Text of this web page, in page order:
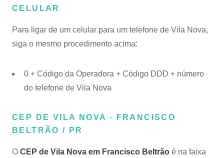
CELULAR
Para ligar de um celular para um telefone de Vila Nova,
siga o mesmo procedimento acima:
0 + Código da Operadora + Código DDD + número
do telefone de Vila Nova
CEP DE VILA NOVA - FRANCISCO
BELTRÃO / PR
O CEP de Vila Nova em Francisco Beltrão é na faixa